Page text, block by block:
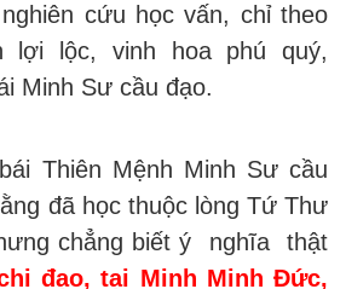
cứu học vấn, chỉ theo
lợi lộc, vinh hoa phú quý,
Minh Sư cầu đạo.
Thiên Mệnh Minh Sư cầu
đã học thuộc lòng Tứ Thư
chẳng biết ý nghĩa thật
đạo, tại Minh Minh Đức,